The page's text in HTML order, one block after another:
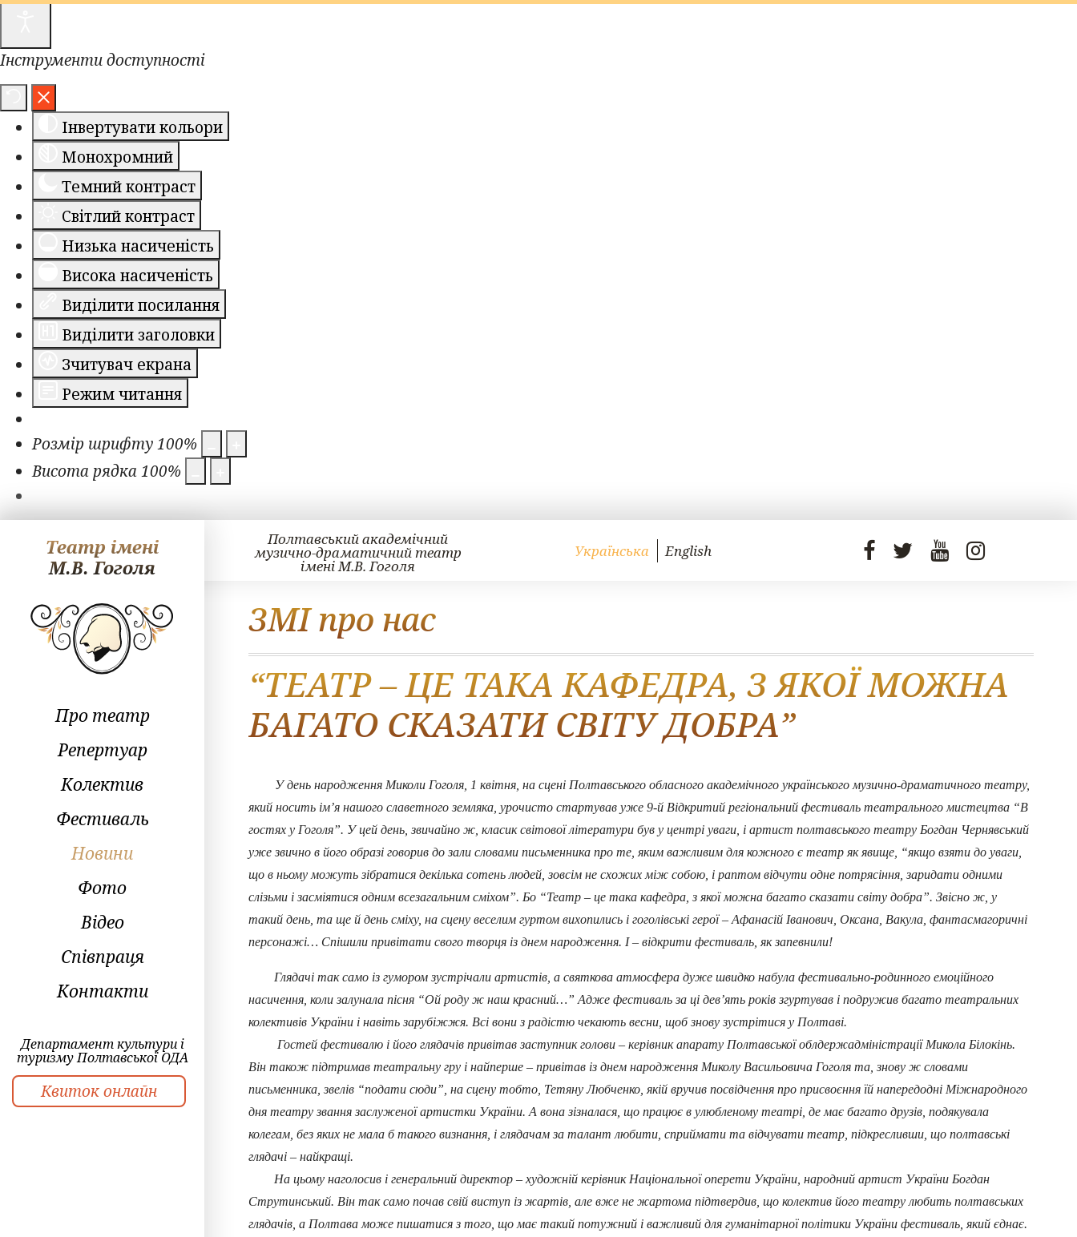
Інструменти доступності
Інвертувати кольори
Монохромний
Темний контраст
Світлий контраст
Низька насиченість
Висока насиченість
Виділити посилання
Виділити заголовки
Зчитувач екрана
Режим читання
Розмір шрифту100%
Висота рядка100%
Театр імені
М.В. Гоголя
Про театр
Репертуар
Колектив
Фестиваль
Новини
Фото
Відео
Співпраця
Контакти
Департамент культури і
туризму Полтавської ОДА
Квиток онлайн
Полтавський академічний
музично-драматичний театр
імені М.В. Гоголя
Українська English
ЗМІ про нас
“ТЕАТР – ЦЕ ТАКА КАФЕДРА, З ЯКОЇ МОЖНА
БАГАТО СКАЗАТИ СВІТУ ДОБРА”
У день народження Миколи Гоголя, 1 квітня, на сцені Полтавського обласного академічного українського музично-драматичного театру,
який носить ім’я нашого славетного земляка, урочисто стартував уже 9-й Відкритий регіональний фестиваль театрального мистецтва “В
гостях у Гоголя”. У цей день, звичайно ж, класик світової літератури був у центрі уваги, і артист полтавського театру Богдан Чернявський
уже звично в його образі говорив до зали словами письменника про те, яким важливим для кожного є театр як явище, “якщо взяти до уваги,
що в ньому можуть зібратися декілька сотень людей, зовсім не схожих між собою, і раптом відчути одне потрясіння, заридати одними
слізьми і засміятися одним всезагальним сміхом”. Бо “Театр – це така кафедра, з якої можна багато сказати світу добра”. Звісно ж, у
такий день, та ще й день сміху, на сцену веселим гуртом вихопились і гоголівські герої – Афанасій Іванович, Оксана, Вакула, фантасмагоричні
персонажі… Спішили привітати свого творця із днем народження. І – відкрити фестиваль, як запевнили!
Глядачі так само із гумором зустрічали артистів, а святкова атмосфера дуже швидко набула фестивально-родинного емоційного
насичення, коли залунала пісня “Ой роду ж наш красний…” Адже фестиваль за ці дев’ять років згуртував і подружив багато театральних
колективів України і навіть зарубіжжя. Всі вони з радістю чекають весни, щоб знову зустрітися у Полтаві.
Гостей фестивалю і його глядачів привітав заступник голови – керівник апарату Полтавської облдержадміністрації Микола Білокінь.
Він також підтримав театральну гру і найперше – привітав із днем народження Миколу Васильовича Гоголя та, знову ж словами
письменника, звелів “подати сюди”, на сцену тобто, Тетяну Любченко, якій вручив посвідчення про присвоєння їй напередодні Міжнародного
дня театру звання заслуженої артистки України. А вона зізналася, що працює в улюбленому театрі, де має багато друзів, подякувала
колегам, без яких не мала б такого визнання, і глядачам за талант любити, сприймати та відчувати театр, підкресливши, що полтавські
глядачі – найкращі.
На цьому наголосив і генеральний директор – художній керівник Національної оперети України, народний артист України Богдан
Струтинський. Він так само почав свій виступ із жартів, але вже не жартома підтвердив, що колектив його театру любить полтавських
глядачів, а Полтава може пишатися з того, що має такий потужний і важливий для гуманітарної політики України фестиваль, який єднає.